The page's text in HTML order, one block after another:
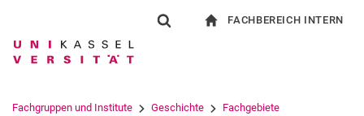
Springe direkt zu: Inhalt
Springe direkt zu: Suche
Springe direkt zu:
Suchbegriff
FACHBEREICH INTERN
Fachgruppen und Institute Geschichte Fachgebiete